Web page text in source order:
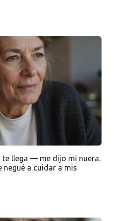
llega — me dijo mi nuera.
negué a cuidar a mis